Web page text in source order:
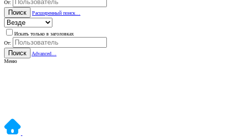
От:
Поиск Расширенный поиск…
Искать только в заголовках
От:
Поиск
Advanced…
Меню